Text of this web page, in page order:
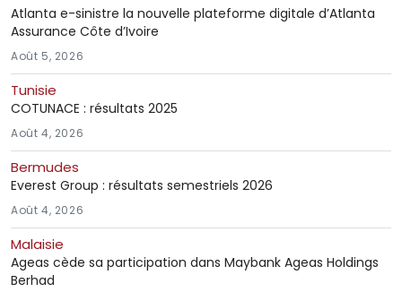
Atlanta e-sinistre la nouvelle plateforme digitale d’Atlanta
Assurance Côte d’Ivoire
Août 5, 2026
Tunisie
COTUNACE : résultats 2025
Août 4, 2026
Bermudes
Everest Group : résultats semestriels 2026
Août 4, 2026
Malaisie
Ageas cède sa participation dans Maybank Ageas Holdings
Berhad